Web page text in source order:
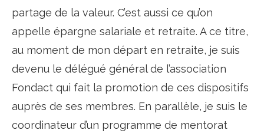
partage de la valeur. C’est aussi ce qu’on
appelle épargne salariale et retraite. A ce titre,
au moment de mon départ en retraite, je suis
devenu le délégué général de l’association
Fondact qui fait la promotion de ces dispositifs
auprès de ses membres. En parallèle, je suis le
coordinateur d’un programme de mentorat